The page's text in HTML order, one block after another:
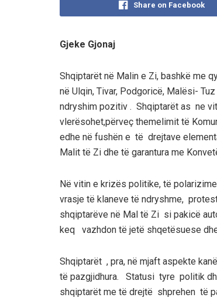
Share on Facebook
Gjeke Gjonaj
Shqiptarët në Malin e Zi, bashkë me
në Ulqin, Tivar, Podgoricë, Malësi-
ndryshim pozitiv . Shqiptarët as ne
vlerësohet,përveç themelimit të
edhe në fushën e të drejtave
Malit të Zi dhe të garantura me
Në vitin e krizës politike, të
vrasje të klaneve të ndryshme,
shqiptarëve në Mal të Zi si pakicë
keq vazhdon të jetë shqetësuese
Shqiptarët , pra, në mjaft aspekte
të pazgjidhura. Statusi tyre politik
shqiptarët me të drejtë shprehen të